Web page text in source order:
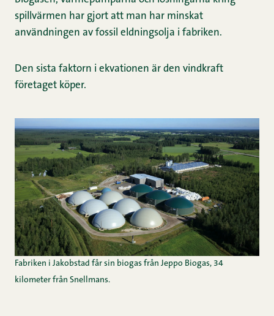
spillvärmen har gjort att man har minskat
användningen av fossil eldningsolja i fabriken.
Den sista faktorn i ekvationen är den vindkraft
företaget köper.
Fabriken i Jakobstad får sin biogas från Jeppo Biogas, 34
kilometer från Snellmans.